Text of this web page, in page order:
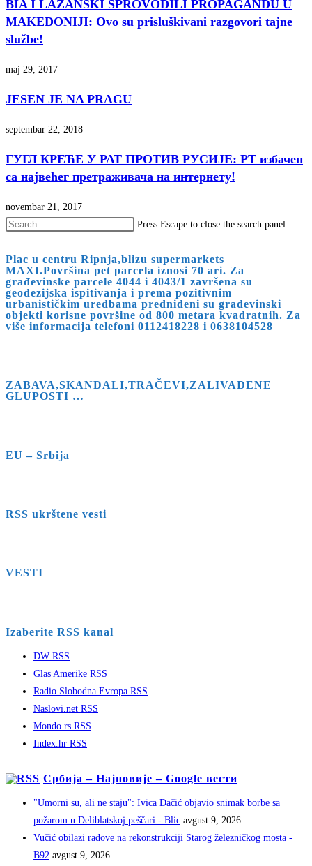
BIA I LAZANSKI SPROVODILI PROPAGANDU U
MAKEDONIJI: Ovo su prisluškivani razgovori tajne
službe!
maj 29, 2017
JESEN JE NA PRAGU
septembar 22, 2018
ГУГЛ КРЕЋЕ У РАТ ПРОТИВ РУСИЈЕ: РТ избачен
са највећег претраживача на интернету!
novembar 21, 2017
Press Escape to close the search panel.
Plac u centru Ripnja,blizu supermarkets
MAXI.Površina pet parcela iznosi 70 ari. Za
građevinske parcele 4044 i 4043/1 završena su
geodezijska ispitivanja i prema pozitivnim
urbanističkim uredbama predniđeni su građevinski
objekti korisne površine od 800 metara kvadratnih. Za
više informacija telefoni 0112418228 i 0638104528
ZABAVA,SKANDALI,TRAČEVI,ZALIVAĐENE
GLUPOSTI …
EU – Srbija
RSS ukrštene vesti
VESTI
Izaberite RSS kanal
DW RSS
Glas Amerike RSS
Radio Slobodna Evropa RSS
Naslovi.net RSS
Mondo.rs RSS
Index.hr RSS
Србија – Најновије – Google вести
"Umorni su, ali ne staju": Ivica Dačić objavio snimak borbe sa
požarom u Deliblatskoj peščari - Blic avgust 9, 2026
Vučić obilazi radove na rekonstrukciji Starog železničkog mosta -
B92 avgust 9, 2026